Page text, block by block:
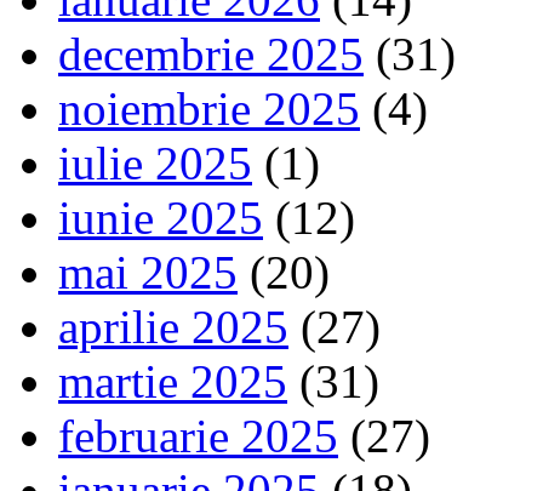
decembrie 2025 (31)
noiembrie 2025 (4)
iulie 2025 (1)
iunie 2025 (12)
mai 2025 (20)
aprilie 2025 (27)
martie 2025 (31)
februarie 2025 (27)